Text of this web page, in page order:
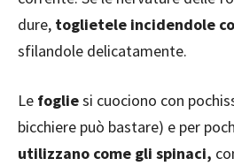
dure, toglietele incidendole
sfilandole delicatamente.
Le fogliesi cuociono con
bicchiere può bastare) e per
utilizzano come gli spinaci,